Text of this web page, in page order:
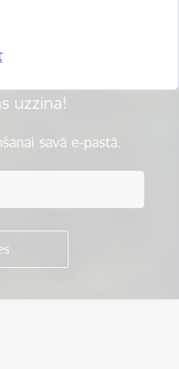
uzzina!
savā e-pastā.